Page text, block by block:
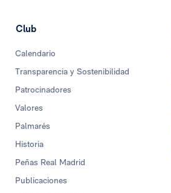
Club
Calendario
Transparencia y Sostenibilidad
Patrocinadores
Valores
Palmarés
Historia
Peñas Real Madrid
Publicaciones